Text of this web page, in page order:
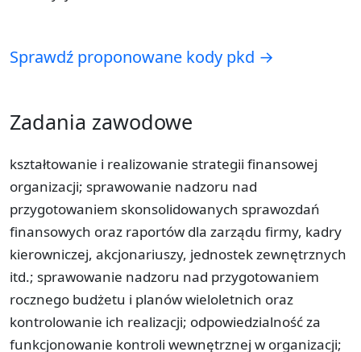
Sprawdź proponowane kody pkd →
Zadania zawodowe
kształtowanie i realizowanie strategii finansowej
organizacji; sprawowanie nadzoru nad
przygotowaniem skonsolidowanych sprawozdań
finansowych oraz raportów dla zarządu firmy, kadry
kierowniczej, akcjonariuszy, jednostek zewnętrznych
itd.; sprawowanie nadzoru nad przygotowaniem
rocznego budżetu i planów wieloletnich oraz
kontrolowanie ich realizacji; odpowiedzialność za
funkcjonowanie kontroli wewnętrznej w organizacji;